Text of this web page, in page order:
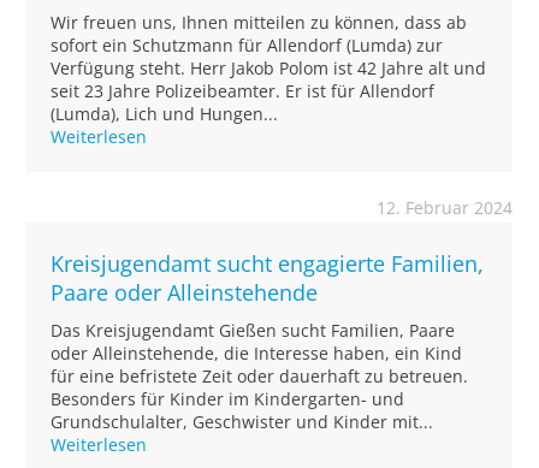
Wir freuen uns, Ihnen mitteilen zu können, dass ab
sofort ein Schutzmann für Allendorf (Lumda) zur
Verfügung steht. Herr Jakob Polom ist 42 Jahre alt und
seit 23 Jahre Polizeibeamter. Er ist für Allendorf
(Lumda), Lich und Hungen...
Weiterlesen
12. Februar 2024
Kreisjugendamt sucht engagierte Familien,
Paare oder Alleinstehende
Das Kreisjugendamt Gießen sucht Familien, Paare
oder Alleinstehende, die Interesse haben, ein Kind
für eine befristete Zeit oder dauerhaft zu betreuen.
Besonders für Kinder im Kindergarten- und
Grundschulalter, Geschwister und Kinder mit...
Weiterlesen